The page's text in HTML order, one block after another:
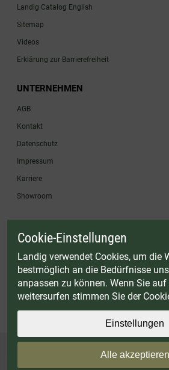
Landig Catalog English
Sitemap
Videos
Erklärung zur Barrierefreiheit
UNTERNEHMEN
AGB
Kontakt
Datenschutz
Impressum
Karriere
Showroom
* Gültig bis einschließlich 17.08.2026. Keine
Zubehörartikel. Nicht einlösbar auf bereits rabattierte Sets.
© Landig 1982-2026 (44 Jahre Qualität)
Alle Preise inkl. gesetzl. Mehrwertsteuer, zuzüglich
Weitere Marken oder Shops der Landig + Lava GmbH & Co.
DRY AGER - Reifeschränke|VIESSMANN - Kühlzellen
Cookie-Einstellungen
Landig verwendet Cookies, um die
bestmöglich an die Bedürfnisse
anpassen zu können. Wenn Sie auf
weitersurfen stimmen Sie der
Einstellungen
Alle akzeptieren